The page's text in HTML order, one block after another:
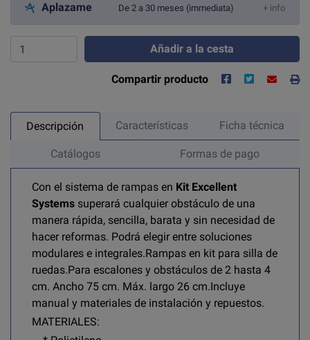
Aplazame De 2 a 30 meses (immediata) + info
Añadir a la cesta
Compartir producto
Descripción Características Ficha técnica
Catálogos Formas de pago
Con el sistema de rampas en Kit Excellent
Systems superará cualquier obstáculo de una
manera rápida, sencilla, barata y sin necesidad de
hacer reformas. Podrá elegir entre soluciones
modulares e integrales.Rampas en kit para silla de
ruedas.Para escalones y obstáculos de 2 hasta 4
cm. Ancho 75 cm. Máx. largo 26 cm.Incluye
manual y materiales de instalación y repuestos.
MATERIALES: